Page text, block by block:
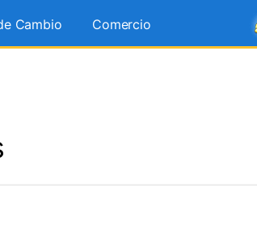
Cambio Comercio